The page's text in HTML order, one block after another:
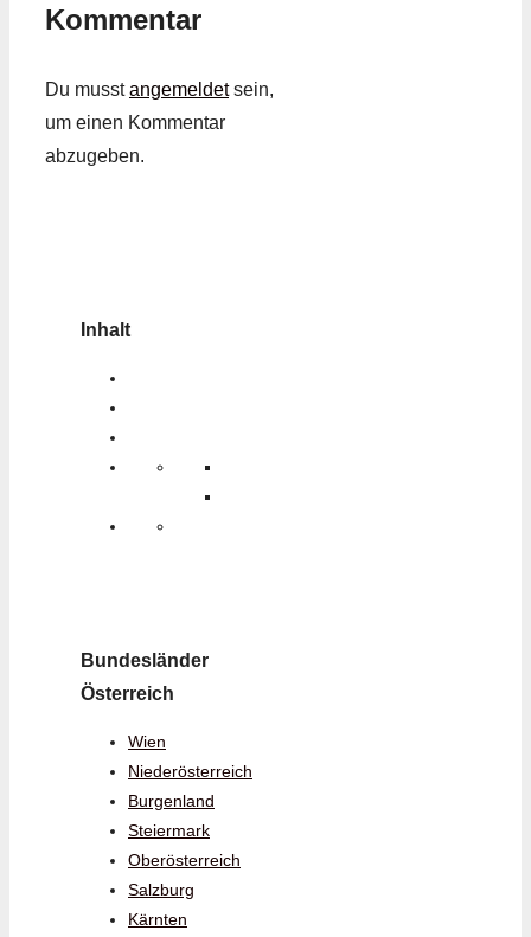
Kommentar
Du musstangemeldetsein,
um einen Kommentar
abzugeben.
Inhalt
Bundesländer
Österreich
Wien
Niederösterreich
Burgenland
Steiermark
Oberösterreich
Salzburg
Kärnten